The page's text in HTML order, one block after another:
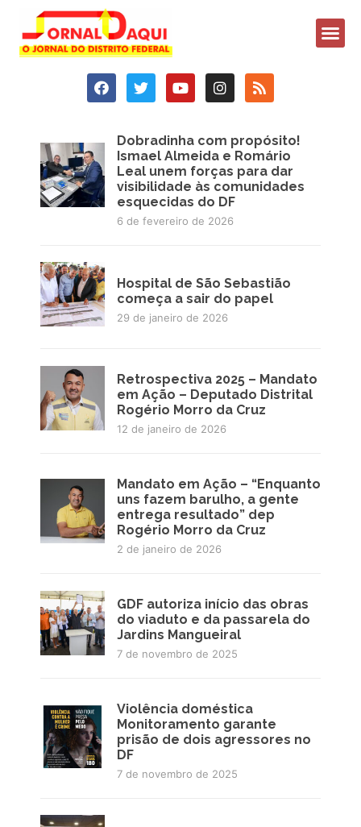
Dobradi​nha com propósito!
Ismael Almeida e Romário
Leal unem forças para dar
visibilidade às comunidades
esquecidas do DF
6 de fevereiro de 2026
Hospital de São Sebastião
começa a sair do papel
29 de janeiro de 2026
Retrospectiva 2025 – Mandato
em Ação – Deputado Distrital
Rogério Morro da Cruz
12 de janeiro de 2026
Mandato em Ação – “Enquanto
uns fazem barulho, a gente
entrega resultado” dep
Rogério Morro da Cruz
2 de janeiro de 2026
GDF autoriza início das obras
do viaduto e da passarela do
Jardins Mangueiral
7 de novembro de 2025
Violência doméstica
Monitoramento garante
prisão de dois agressores no
DF
7 de novembro de 2025